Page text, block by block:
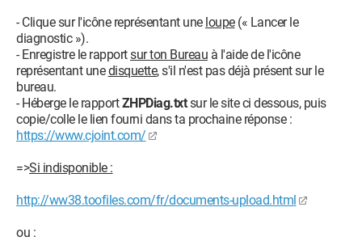
- Clique sur l'icône représentant une loupe(« Lancer le
diagnostic »).
- Enregistre le rapportsur ton Bureau à l'aide de l'icône
représentant unedisquette, s'il n'est pas déjà présent sur le
bureau.
- Héberge le rapportZHPDiag.txtsur le site ci dessous, puis
copie/colle le lien fourni dans ta prochaine réponse :
https://www.cjoint.com/
=>Si indisponible :
http://ww38.toofiles.com/fr/documents-upload.html
ou :